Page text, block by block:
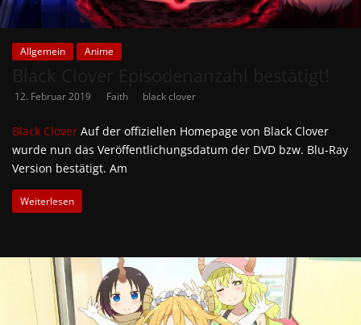
Allgemein Anime
12. Februar 2019 Faith black clover
Black Clover Auf der offiziellen Homepage von Black Clover
wurde nun das Veröffentlichungsdatum der DVD bzw. Blu-Ray
Version bestätigt. Am
Weiterlesen